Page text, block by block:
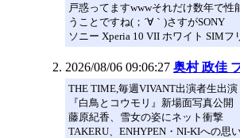
戸惑ってますwwwそれだけ数年で性
うことですね(；´∀｀)さすがSONY
ソニー Xperia 10 VII ホワイト SIMフ
2026/08/06 09:06:27 奥村 政佳
THE TIME,毎週VIVANT出演者生出演
『白鳥とコウモリ』新場面写真公開
藤原紀香、雪女の姿にネット衝撃
TAKERU、ENHYPEN・NI-KIへの思